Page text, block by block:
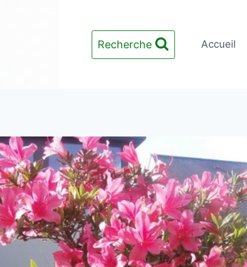
Recherche Accueil